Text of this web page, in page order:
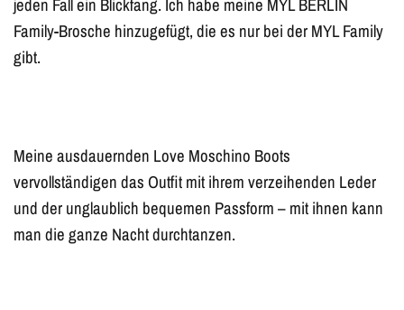
jeden Fall ein Blickfang. Ich habe meine MYL BERLIN
Family-Brosche hinzugefügt, die es nur bei der MYL Family
gibt.
Meine ausdauernden Love Moschino Boots
vervollständigen das Outfit mit ihrem verzeihenden Leder
und der unglaublich bequemen Passform – mit ihnen kann
man die ganze Nacht durchtanzen.